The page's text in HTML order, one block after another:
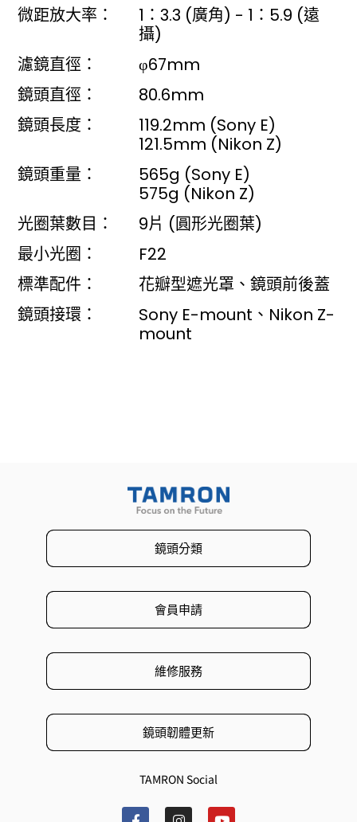
微距放大率：
1：3.3 (廣角) - 1：5.9 (遠
攝)
濾鏡直徑：
φ67mm
鏡頭直徑：
80.6mm
鏡頭長度：
119.2mm (Sony E)
121.5mm (Nikon Z)
鏡頭重量：
565g (Sony E)
575g (Nikon Z)
光圈葉數目：
9片 (圓形光圈葉)
最小光圈：
F22
標準配件：
花瓣型遮光罩、鏡頭前後蓋
鏡頭接環：
Sony E-mount、Nikon Z-
mount
鏡頭分類
會員申請
維修服務
鏡頭韌體更新
TAMRON Social